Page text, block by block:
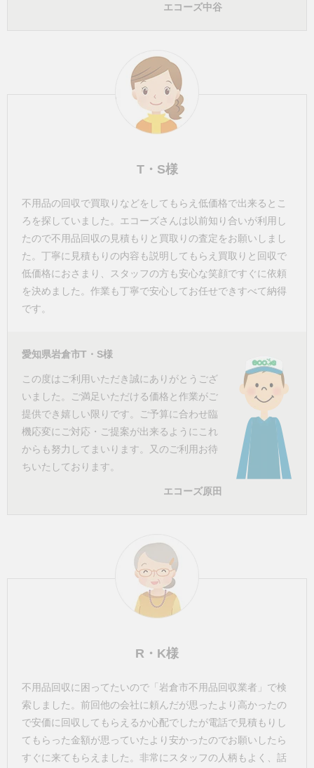
エコーズ中谷
T・S様
不用品の回収で買取りなどをしてもらえ低価格で出来るとこ
ろを探していました。エコーズさんは以前知り合いが利用し
たので不用品回収の見積もりと買取りの査定をお願いしまし
た。丁寧に見積もりの内容も説明してもらえ買取りと回収で
低価格におさまり、スタッフの方も安心な笑顔ですぐに依頼
を決めました。作業も丁寧で安心してお任せできすべて納得
です。
愛知県岩倉市T・S様
この度はご利用いただき誠にありがとうござ
いました。ご満足いただける価格と作業がご
提供でき嬉しい限りです。ご予算に合わせ臨
機応変にご対応・ご提案が出来るようにこれ
からも努力してまいります。又のご利用お待
ちいたしております。
エコーズ原田
R・K様
不用品回収に困ってたいので「岩倉市不用品回収業者」で検
索しました。前回他の会社に頼んだが思ったより高かったの
で安価に回収してもらえるか心配でしたが電話で見積もりし
てもらった金額が思っていたより安かったのでお願いしたら
すぐに来てもらえました。非常にスタッフの人柄もよく、話